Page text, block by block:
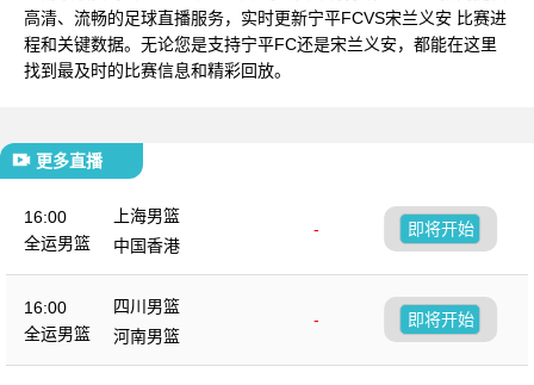
高清、流畅的足球直播服务，实时更新宁平FCVS宋兰义安 比赛进
程和关键数据。无论您是支持宁平FC还是宋兰义安，都能在这里
找到最及时的比赛信息和精彩回放。
更多直播
16:00
全运男篮
上海男篮
-
中国香港
即将开始
16:00
全运男篮
四川男篮
-
河南男篮
即将开始